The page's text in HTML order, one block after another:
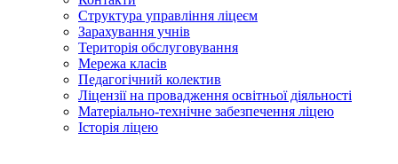
Структура управління ліцеєм
Зарахування учнів
Територія обслуговування
Мережа класів
Педагогічний колектив
Ліцензії на провадження освітньої діяльності
Матеріально-технічне забезпечення ліцею
Історія ліцею